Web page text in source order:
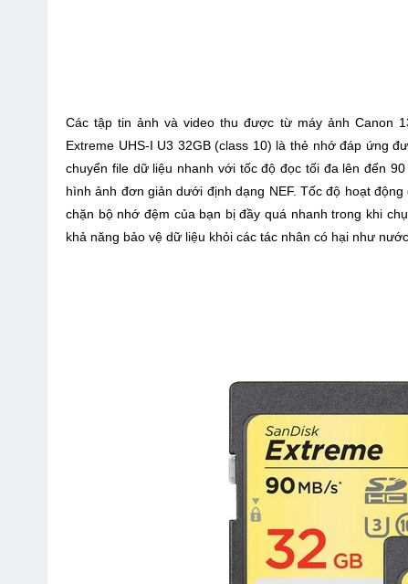
Các tập tin ảnh và video thu được từ máy ảnh Canon
Extreme UHS-I U3 32GB (class 10) là thẻ nhớ đáp ứng
chuyển file dữ liệu nhanh với tốc độ đọc tối đa lên đến
hình ảnh đơn giản dưới định dạng NEF. Tốc độ hoạt động
chặn bộ nhớ đệm của bạn bị đầy quá nhanh trong khi
khả năng bảo vệ dữ liệu khỏi các tác nhân có hại như